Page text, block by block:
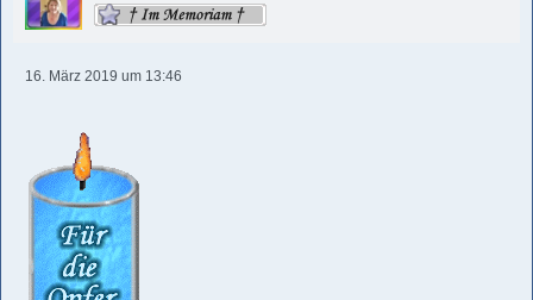
16. März 2019 um 13:46